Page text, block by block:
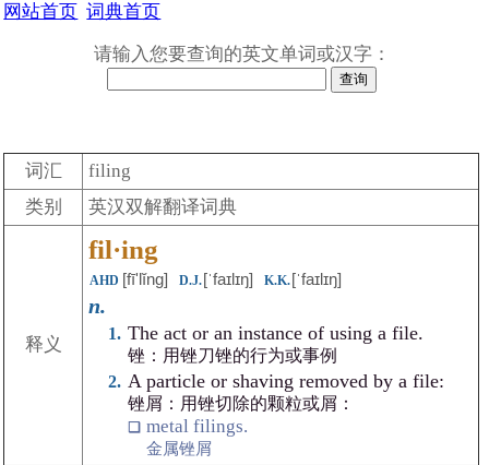
网站首页 词典首页
请输入您要查询的英文单词或汉字：
词汇
filing
类别
英汉双解翻译词典
释义
fil·ing
AHD [fīʹlĭng] D.J.[ˈfaɪlɪŋ] K.K.[ˈfaɪlɪŋ]
n.
The act or an instance of using a file.
锉：用锉刀锉的行为或事例
A particle or shaving removed by a file:
锉屑：用锉切除的颗粒或屑：
metal filings.
金属锉屑